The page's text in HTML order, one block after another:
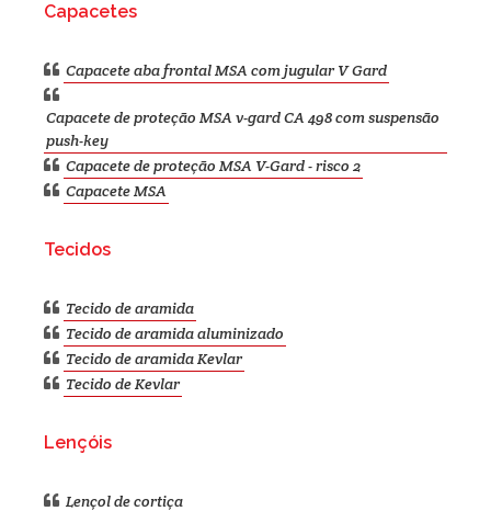
Capacetes
Capacete aba frontal MSA com jugular V Gard
Capacete de proteção MSA v-gard CA 498 com suspensão
push-key
Capacete de proteção MSA V-Gard - risco 2
Capacete MSA
Tecidos
Tecido de aramida
Tecido de aramida aluminizado
Tecido de aramida Kevlar
Tecido de Kevlar
Lençóis
Lençol de cortiça